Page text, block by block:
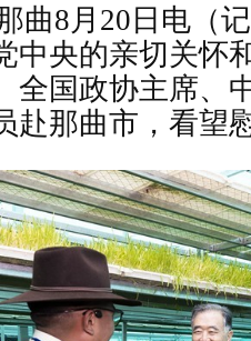
曲8月20日电（
中央的亲切关怀
全国政协主席、
赴那曲市，看望